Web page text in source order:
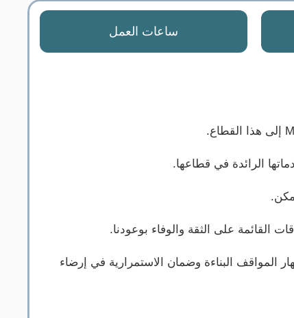
ساعات العمل
الرائدة في قطاعها.
القائمة على الثقة والوفاء بوعودنا.
المواقف البناءة وضمان الاستمرارية في إرضاء